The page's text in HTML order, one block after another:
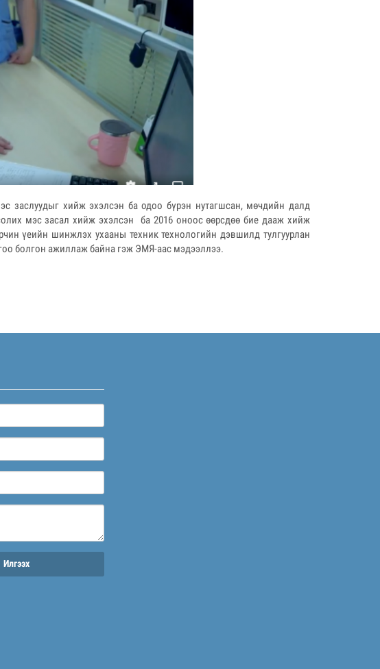
заслуудыг хийж эхэлсэн ба одоо бүрэн нутагшсан, мөчдийн далд
мэс засал хийж эхэлсэн ба 2016 оноос өөрсдөө бие дааж хийж
үеийн шинжлэх ухааны техник технологийн дэвшилд тулгуурлан
болгон ажиллаж байна гэж ЭМЯ-аас мэдээллээ.
Илгээх